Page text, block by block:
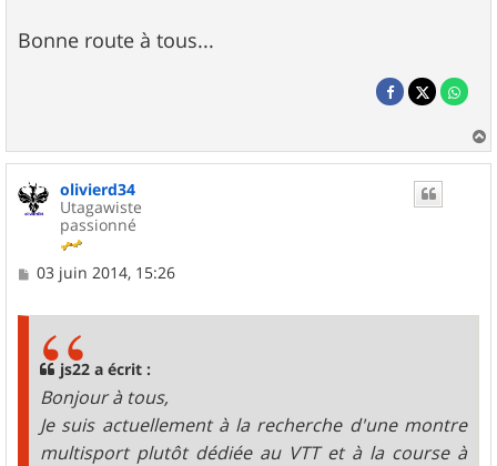
Bonne route à tous...
a
olivierd34
Utagawiste
passionné
M
03 juin 2014, 15:26
js22 a écrit :
Bonjour à tous,
Je suis actuellement à la recherche d'une montre
multisport plutôt dédiée au VTT et à la course à